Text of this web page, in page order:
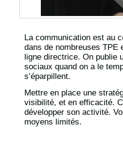
La communication est au
dans de nombreuses TPE
ligne directrice. On publie
sociaux quand on a le
s’éparpillent.
Mettre en place une
visibilité, et en efficacité.
développer son activité.
moyens limités.